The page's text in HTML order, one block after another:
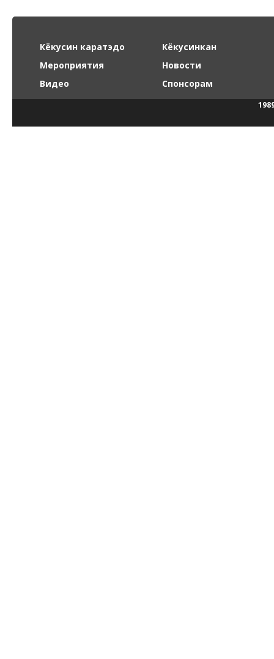
Кёкусин каратэдо
Кёкусинкан
Мероприятия
Новости
Видео
Спонсорам